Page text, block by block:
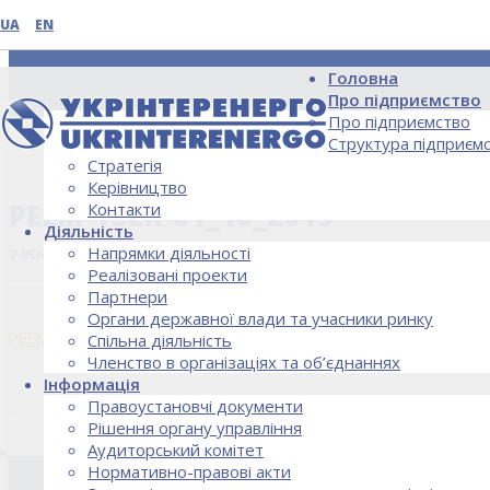
UA EN
Головна
Про підприємство
Про підприємство
Структура
Стратегія
Керівництво
Контакти
Діяльність
Напрямки діяльності
Реалізовані проекти
Партнери
Органи державної влади та учасники ринку
Спільна діяльність
Членство в організаціях та об’єднаннях
Інформація
Правоустановчі документи
Рішення органу управління
Аудиторський комітет
Нормативно-правові акти
НОВИНИ
PEEM-TSEK-01_10_2019
7 Жовтня, 2019
PEEM-TSEK-01_10_2019